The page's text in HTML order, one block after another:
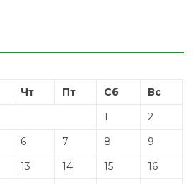
Чт Пт Сб
Вс
1
2
6 7 8
9
13 14 15
16